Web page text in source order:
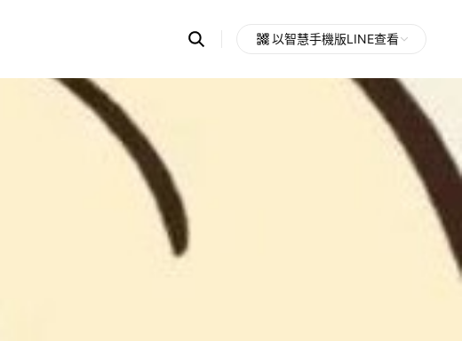
Search
OpenChats
messages
search
以智慧手機版LINE查看